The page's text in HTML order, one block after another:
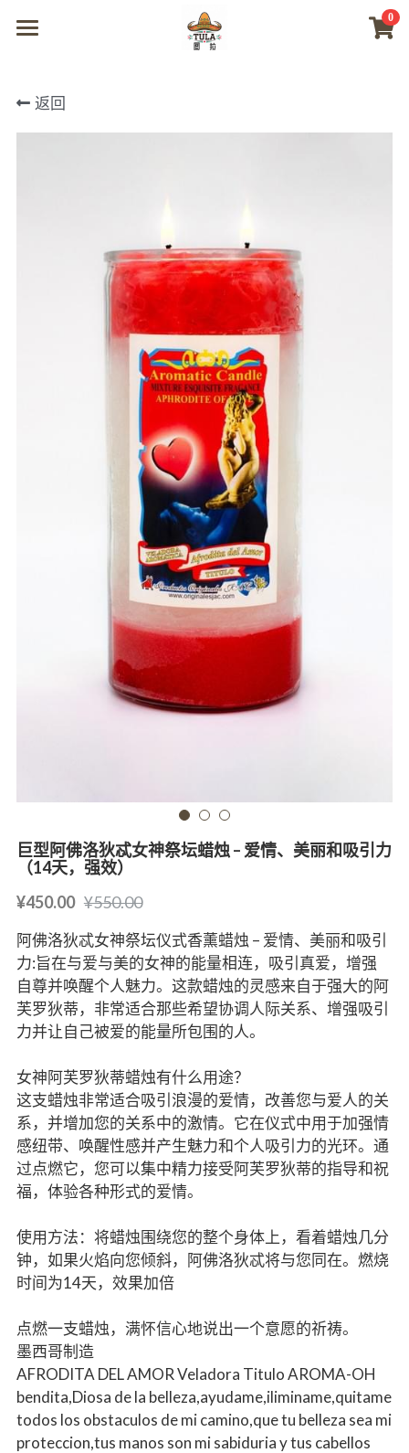
0
商城
微信联系
返回
巨型阿佛洛狄忒女神祭坛蜡烛 – 爱情、美丽和吸引力
（14天，强效）
¥450.00 ¥550.00
阿佛洛狄忒女神祭坛仪式香薰蜡烛 – 爱情、美丽和吸引
力:旨在与爱与美的女神的能量相连，吸引真爱，增强
自尊并唤醒个人魅力。这款蜡烛的灵感来自于强大的阿
芙罗狄蒂，非常适合那些希望协调人际关系、增强吸引
力并让自己被爱的能量所包围的人。
女神阿芙罗狄蒂蜡烛有什么用途？
这支蜡烛非常适合吸引浪漫的爱情，改善您与爱人的关
系，并增加您的关系中的激情。它在仪式中用于加强情
感纽带、唤醒性感并产生魅力和个人吸引力的光环。通
过点燃它，您可以集中精力接受阿芙罗狄蒂的指导和祝
福，体验各种形式的爱情。
使用方法：将蜡烛围绕您的整个身体上，看着蜡烛几分
钟，如果火焰向您倾斜，阿佛洛狄忒将与您同在。燃烧
时间为14天，效果加倍
点燃一支蜡烛，满怀信心地说出一个意愿的祈祷。
墨西哥制造
AFRODITA DEL AMOR Veladora Titulo AROMA-OH
bendita,Diosa de la belleza,ayudame,iliminame,quitame
todos los obstaculos de mi camino,que tu belleza sea mi
proteccion,tus manos son mi sabiduria y tus cabellos
×
商品分类
所有商品分类